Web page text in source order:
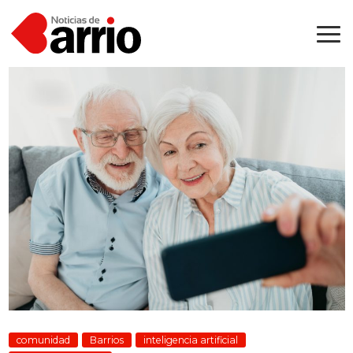
comunidad Barrios inteligencia artificial